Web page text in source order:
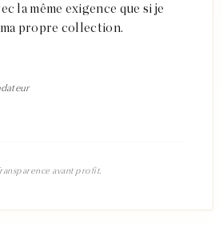
la même exigence que si je
propre collection.
avant profit.